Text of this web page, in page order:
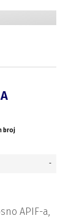
broj
-
APIF-a,